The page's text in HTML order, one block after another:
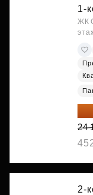
1-
ЖК
24
2-